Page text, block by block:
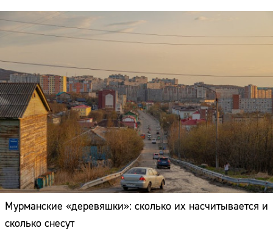
Мурманские «деревяшки»: сколько их насчитывается и
сколько снесут